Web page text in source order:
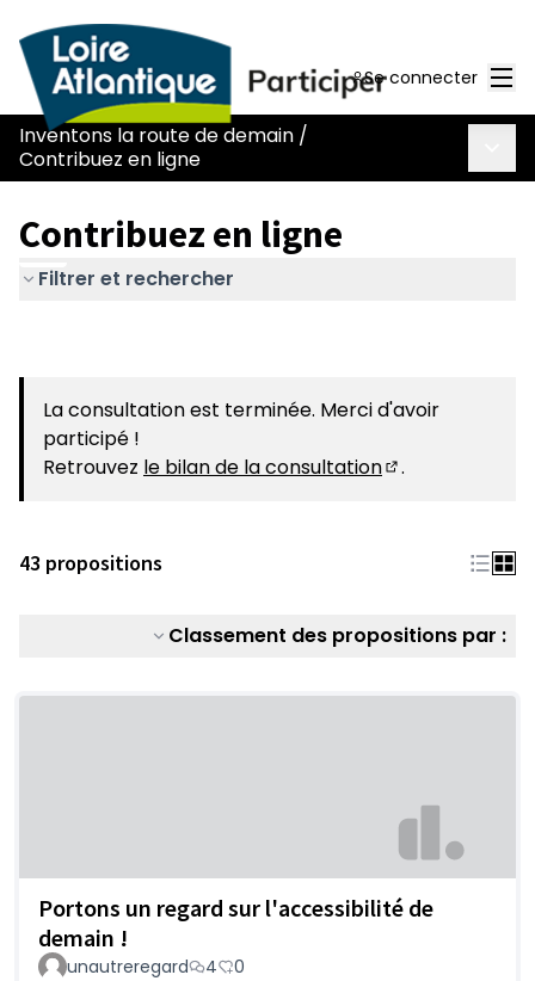
Se connecter
Inventons la route de demain /
Contribuez en ligne
Contribuez en ligne
Filtrer et rechercher
La consultation est terminée. Merci d'avoir
participé !
Retrouvez le bilan de la consultation .
43 propositions
Classement des propositions par :
Portons un regard sur l'accessibilité de
demain !
unautreregard 4 0